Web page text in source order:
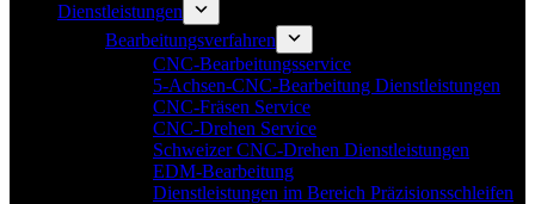
Dienstleistungen
Bearbeitungsverfahren
CNC-Bearbeitungsservice
5-Achsen-CNC-Bearbeitung Dienstleistungen
CNC-Fräsen Service
CNC-Drehen Service
Schweizer CNC-Drehen Dienstleistungen
EDM-Bearbeitung
Dienstleistungen im Bereich Präzisionsschleifen